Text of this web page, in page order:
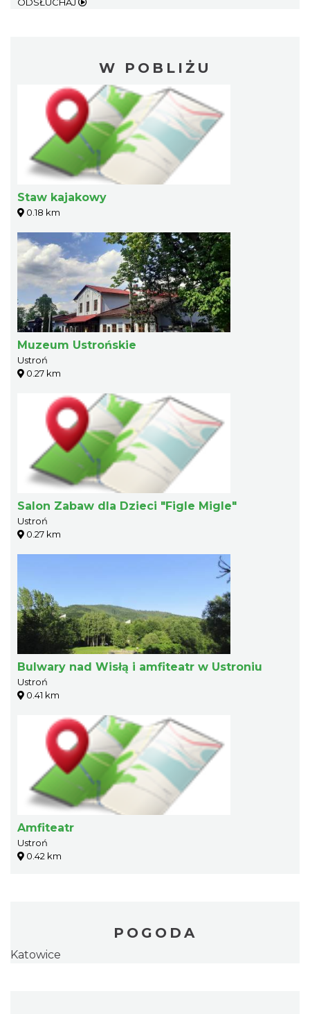
W POBLIŻU
Staw kajakowy
0.18 km
Muzeum Ustrońskie
Ustroń
0.27 km
Salon Zabaw dla Dzieci "Figle Migle"
Ustroń
0.27 km
Bulwary nad Wisłą i amfiteatr w Ustroniu
Ustroń
0.41 km
Amfiteatr
Ustroń
0.42 km
POGODA
Katowice